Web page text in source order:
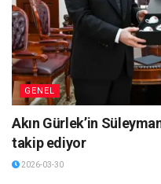
GENEL
Akın Gürlek’in
takip ediyor
2026-03-30